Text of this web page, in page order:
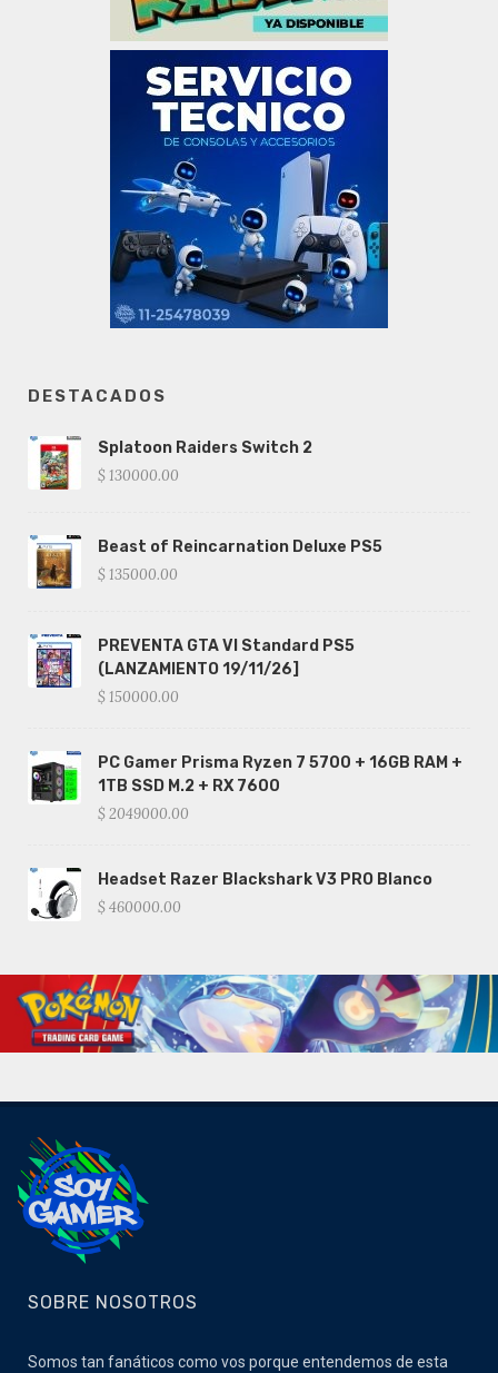
DESTACADOS
Splatoon Raiders Switch 2
$ 130000.00
Beast of Reincarnation Deluxe PS5
$ 135000.00
PREVENTA GTA VI Standard PS5
(LANZAMIENTO 19/11/26]
$ 150000.00
PC Gamer Prisma Ryzen 7 5700 + 16GB RAM +
1TB SSD M.2 + RX 7600
$ 2049000.00
Headset Razer Blackshark V3 PRO Blanco
$ 460000.00
SOBRE NOSOTROS
Somos tan fanáticos como vos porque entendemos de esta